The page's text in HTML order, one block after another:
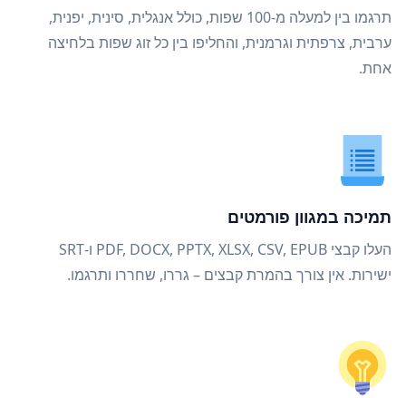
תרגמו בין למעלה מ-100 שפות, כולל אנגלית, סינית, יפנית,
ערבית, צרפתית וגרמנית, והחליפו בין כל זוג שפות בלחיצה
אחת.
תמיכה במגוון פורמטים
העלו קבצי PDF, DOCX, PPTX, XLSX, CSV, EPUB ו-SRT
ישירות. אין צורך בהמרת קבצים – גררו, שחררו ותרגמו.